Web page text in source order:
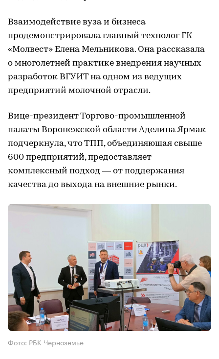
Взаимодействие вуза и бизнеса
продемонстрировала главный технолог ГК
«Молвест» Елена Мельникова. Она рассказала
о многолетней практике внедрения научных
разработок ВГУИТ на одном из ведущих
предприятий молочной отрасли.
Вице-президент Торгово-промышленной
палаты Воронежской области Аделина Ярмак
подчеркнула, что ТПП, объединяющая свыше
600 предприятий, предоставляет
комплексный подход — от поддержания
качества до выхода на внешние рынки.
Фото: РБК Черноземье